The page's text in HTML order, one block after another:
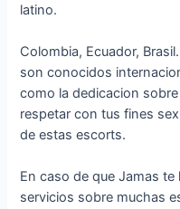
latino.
Colombia, Ecuador,
son conocidos
como la dedicacion
respetar con tus fines
de estas escorts.
En caso de que Jamas
servicios sobre muchas